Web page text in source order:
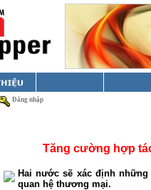
Đăng nhập
Tăng cường hợp
Hai nước sẽ xác định
quan hệ thương mại.